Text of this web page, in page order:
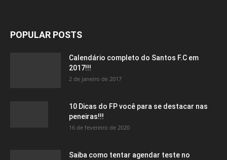
POPULAR POSTS
Calendário completo do Santos F.C em
2017!!!
2 de janeiro de 2017
10 Dicas do FP você para se destacar nas
peneiras!!!
16 de fevereiro de 2020
Saiba como tentar agendar teste no